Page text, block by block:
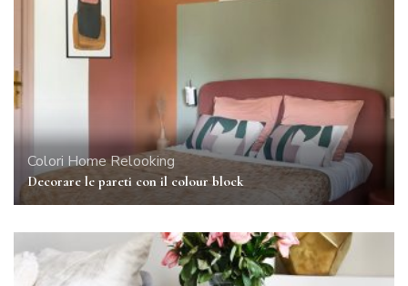
Colori Home Relooking
Decorare le pareti con il colour block